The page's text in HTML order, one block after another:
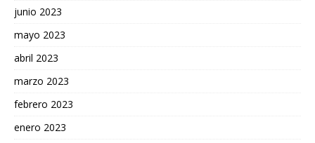
junio 2023
mayo 2023
abril 2023
marzo 2023
febrero 2023
enero 2023